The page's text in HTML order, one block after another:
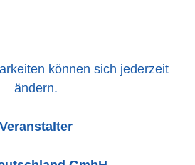
können sich jederzeit
ändern.
Veranstalter